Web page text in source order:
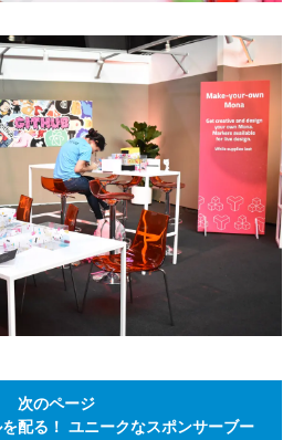
次のページ
配る！ ユニークなスポンサーブー